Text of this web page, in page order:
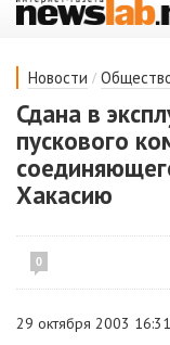
Новости /
Сдана в
пускового
Хакасию
0
29 октября 2003 16:31